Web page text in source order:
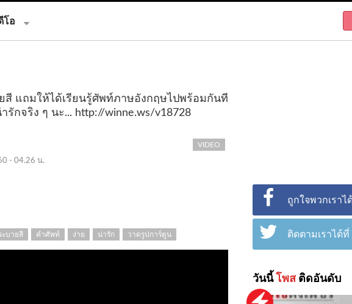
โอ
สี แถมให้ได้เรียนรู้ศัพท์ภาษอังกฤษไปพร้อมกันที
รักจริง ๆ นะ... http://winne.ws/v18728
- 04.26 น.
VIDEO
ะบายสี คำศัพท์ ง่าย น่ารัก วาดรูปการ์ตูน
ถูกใจพวกเราไ
ติดตามเราได้ที่
วันนี้ โพสติดอันดับ